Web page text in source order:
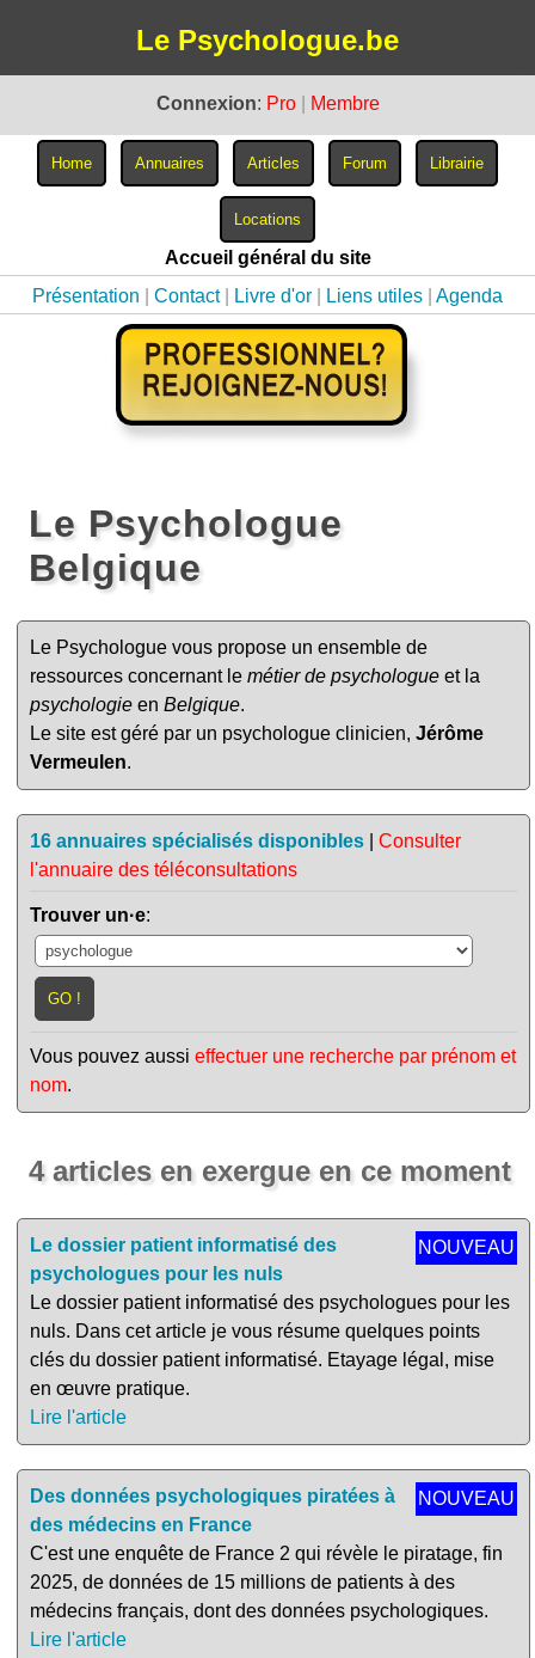
Le Psychologue.be
Connexion: Pro Membre
Accueil général du site
Présentation
Contact Livre d'or Liens utiles Agenda
Le Psychologue
Belgique
Le Psychologue vous propose un ensemble de
ressources concernant lemétier de psychologue et la
psychologie enBelgique.
Le site est géré par un psychologue clinicien,Jérôme
Vermeulen.
16 annuaires spécialisés disponibles |Consulter
l'annuaire des téléconsultations
Trouver un·e:
Vous pouvez aussieffectuer une recherche par prénom et
nom.
4 articles en exergue en ce moment
NOUVEAU
Le dossier patient informatisé des
psychologues pour les nuls
Le dossier patient informatisé des psychologues pour les
nuls. Dans cet article je vous résume quelques points
clés du dossier patient informatisé. Etayage légal, mise
en œuvre pratique.
Lire l'article
NOUVEAU
Des données psychologiques piratées à
des médecins en France
C'est une enquête de France 2 qui révèle le piratage, fin
2025, de données de 15 millions de patients à des
médecins français, dont des données psychologiques.
Lire l'article